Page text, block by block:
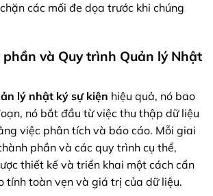
các mối đe dọa trước khi chúng
phần và Quy trình Quản lý Nhật
lý nhật ký sự kiện hiệu quả, nó bao
nó bắt đầu từ việc thu thập dữ liệu
việc phân tích và báo cáo. Mỗi giai
phần và các quy trình cụ thể,
thiết kế và triển khai một cách cẩn
tính toàn vẹn và giá trị của dữ liệu.